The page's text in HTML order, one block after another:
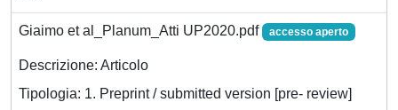
Giaimo et al_Planum_Atti UP2020.pdf accesso aperto
Descrizione: Articolo
Tipologia: 1. Preprint / submitted version [pre- review]